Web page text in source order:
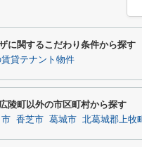
に関するこだわり条件から探す
貸テナント物件
陵町以外の市区町村から探す
市 香芝市 葛城市 北葛城郡上牧町